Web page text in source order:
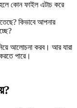
কোন ফাইল এটাচ করে
কিভাবে আপনার
আলোচনা করব। আর যারা
পারে।